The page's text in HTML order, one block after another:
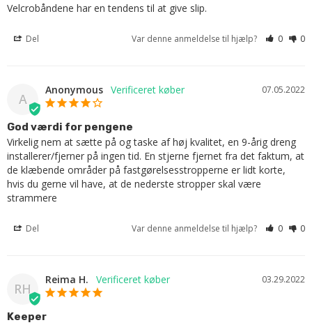
Velcrobåndene har en tendens til at give slip.
Del Var denne anmeldelse til hjælp? 0 0
A
07.05.2022
Anonymous
God værdi for pengene
Virkelig nem at sætte på og taske af høj kvalitet, en 9-årig dreng
installerer/fjerner på ingen tid. En stjerne fjernet fra det faktum, at
de klæbende områder på fastgørelsesstropperne er lidt korte,
hvis du gerne vil have, at de nederste stropper skal være
strammere
Del Var denne anmeldelse til hjælp? 0 0
RH
03.29.2022
Reima H.
Keeper